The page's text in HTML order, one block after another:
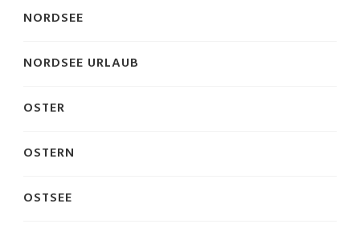
NORDSEE
NORDSEE URLAUB
OSTER
OSTERN
OSTSEE